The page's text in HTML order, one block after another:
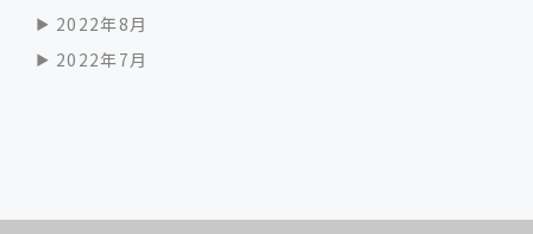
2022年8月
2022年7月